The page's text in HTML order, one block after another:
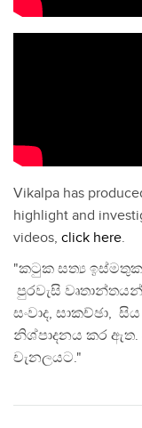
Vikalpa has
highlight and
videos, click here.
"කටුක සත්‍ය
පුරවැසි
සංවාද, සාකච්ඡා,
නිශ්පාදනය කර
චැනලයට."